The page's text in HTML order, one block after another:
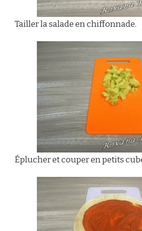
Tailler la salade en chiffonnade.
Éplucher et couper en petits